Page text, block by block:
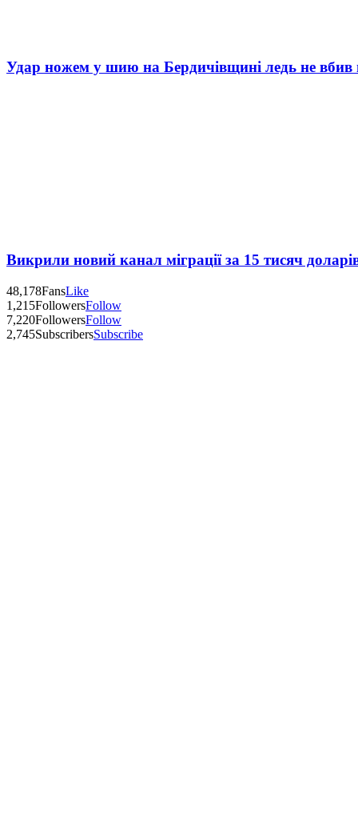
Удар ножем у шию на Бердичівщині ледь не вбив
Викрили новий канал міграції за 15 тисяч
48,178FansLike
1,215FollowersFollow
7,220FollowersFollow
2,745SubscribersSubscribe